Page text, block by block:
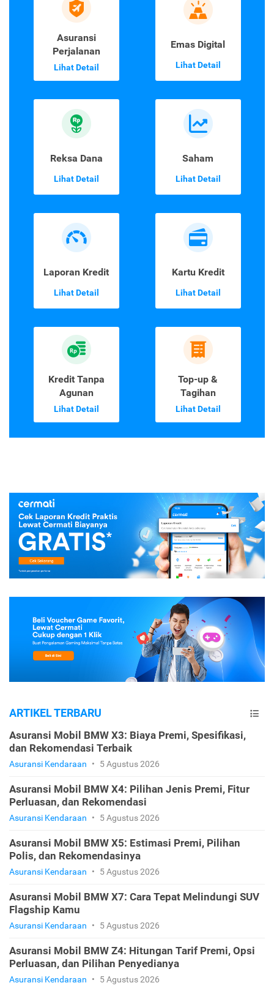
Asuransi
Perjalanan
Lihat Detail
Emas Digital
Lihat Detail
Reksa Dana
Lihat Detail
Saham
Lihat Detail
Laporan Kredit
Lihat Detail
Kartu Kredit
Lihat Detail
Kredit Tanpa
Agunan
Lihat Detail
Top-up &
Tagihan
Lihat Detail
ARTIKEL TERBARU
Asuransi Mobil BMW X3: Biaya Premi, Spesifikasi,
dan Rekomendasi Terbaik
Asuransi Kendaraan • 5 Agustus 2026
Asuransi Mobil BMW X4: Pilihan Jenis Premi, Fitur
Perluasan, dan Rekomendasi
Asuransi Kendaraan • 5 Agustus 2026
Asuransi Mobil BMW X5: Estimasi Premi, Pilihan
Polis, dan Rekomendasinya
Asuransi Kendaraan • 5 Agustus 2026
Asuransi Mobil BMW X7: Cara Tepat Melindungi SUV
Flagship Kamu
Asuransi Kendaraan • 5 Agustus 2026
Asuransi Mobil BMW Z4: Hitungan Tarif Premi, Opsi
Perluasan, dan Pilihan Penyedianya
Asuransi Kendaraan • 5 Agustus 2026